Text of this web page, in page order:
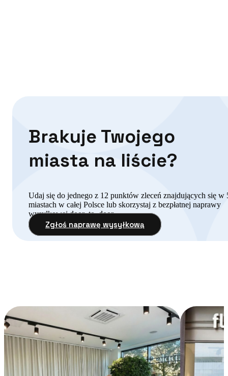
Brakuje Twojego
miasta na liście?
Udaj się do jednego z 12 punktów zleceń znajdujących się w
miastach w całej Polsce lub skorzystaj z bezpłatnej naprawy
wysyłkowej door–to–door.
Zgłoś naprawę wysyłkową